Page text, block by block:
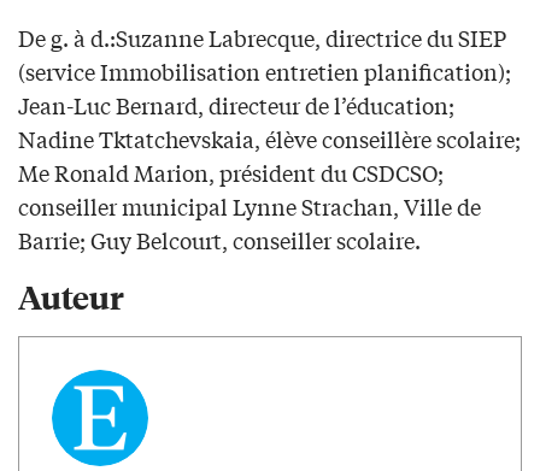
De g. à d.:Suzanne Labrecque, directrice du SIEP
(service Immobilisation entretien planification);
Jean-Luc Bernard, directeur de l’éducation;
Nadine Tktatchevskaia, élève conseillère scolaire;
Me Ronald Marion, président du CSDCSO;
conseiller municipal Lynne Strachan, Ville de
Barrie; Guy Belcourt, conseiller scolaire.
Auteur